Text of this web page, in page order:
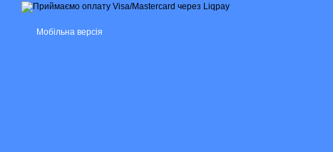
Мобільна версія